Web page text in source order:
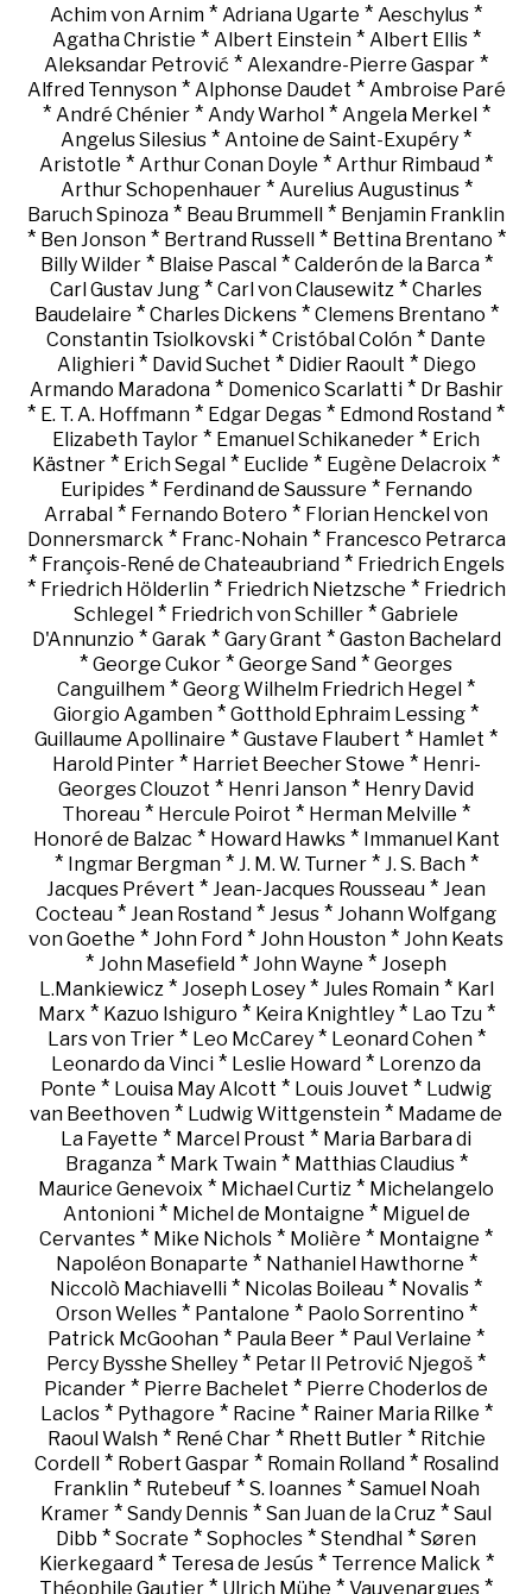
Achim von Arnim * Adriana Ugarte * Aeschylus *
Agatha Christie * Albert Einstein* Albert Ellis*
Aleksandar Petrović * Alexandre-Pierre Gaspar *
Alfred Tennyson* Alphonse Daudet * Ambroise Paré
* André Chénier* Andy Warhol * Angela Merkel *
Angelus Silesius * Antoine de Saint-Exupéry *
Aristotle * Arthur Conan Doyle * Arthur Rimbaud *
Arthur Schopenhauer* Aurelius Augustinus*
Baruch Spinoza * Beau Brummell * Benjamin Franklin
* Ben Jonson* Bertrand Russell * Bettina Brentano *
Billy Wilder* Blaise Pascal* Calderón de la Barca*
Carl Gustav Jung * Carl von Clausewitz * Charles
Baudelaire * Charles Dickens* Clemens Brentano *
Constantin Tsiolkovski * Cristóbal Colón * Dante
Alighieri* David Suchet * Didier Raoult * Diego
Armando Maradona* Domenico Scarlatti* Dr Bashir
* E. T. A. Hoffmann * Edgar Degas * Edmond Rostand *
Elizabeth Taylor * Emanuel Schikaneder * Erich
Kästner * Erich Segal * Euclide * Eugène Delacroix *
Euripides* Ferdinand de Saussure * Fernando
Arrabal * Fernando Botero * Florian Henckel von
Donnersmarck * Franc-Nohain* Francesco Petrarca
* François-René de Chateaubriand* Friedrich Engels
* Friedrich Hölderlin* Friedrich Nietzsche * Friedrich
Schlegel * Friedrich von Schiller * Gabriele
D'Annunzio * Garak * Gary Grant * Gaston Bachelard
* George Cukor * George Sand * Georges
Canguilhem * Georg Wilhelm Friedrich Hegel *
Giorgio Agamben * Gotthold Ephraim Lessing *
Guillaume Apollinaire * Gustave Flaubert * Hamlet *
Harold Pinter* Harriet Beecher Stowe * Henri-
Georges Clouzot * Henri Janson * Henry David
Thoreau * Hercule Poirot * Herman Melville *
Honoré de Balzac * Howard Hawks* Immanuel Kant
* Ingmar Bergman* J. M. W. Turner* J. S. Bach*
Jacques Prévert * Jean-Jacques Rousseau * Jean
Cocteau * Jean Rostand * Jesus * Johann Wolfgang
von Goethe * John Ford * John Houston * John Keats
* John Masefield * John Wayne * Joseph
L.Mankiewicz* Joseph Losey* Jules Romain* Karl
Marx * Kazuo Ishiguro * Keira Knightley* Lao Tzu*
Lars von Trier* Leo McCarey* Leonard Cohen*
Leonardo da Vinci * Leslie Howard * Lorenzo da
Ponte * Louisa May Alcott * Louis Jouvet * Ludwig
van Beethoven * Ludwig Wittgenstein * Madame de
La Fayette * Marcel Proust * Maria Barbara di
Braganza* Mark Twain* Matthias Claudius*
Maurice Genevoix * Michael Curtiz * Michelangelo
Antonioni* Michel de Montaigne * Miguel de
Cervantes * Mike Nichols * Molière * Montaigne *
Napoléon Bonaparte * Nathaniel Hawthorne *
Niccolò Machiavelli * Nicolas Boileau * Novalis *
Orson Welles* Pantalone * Paolo Sorrentino *
Patrick McGoohan * Paula Beer * Paul Verlaine *
Percy Bysshe Shelley * Petar II Petrović Njegoš *
Picander * Pierre Bachelet * Pierre Choderlos de
Laclos* Pythagore * Racine * Rainer Maria Rilke *
Raoul Walsh* René Char* Rhett Butler* Ritchie
Cordell * Robert Gaspar* Romain Rolland* Rosalind
Franklin* Rutebeuf* S. Ioannes* Samuel Noah
Kramer * Sandy Dennis * San Juan de la Cruz * Saul
Dibb * Socrate * Sophocles * Stendhal * Søren
Kierkegaard* Teresa de Jesús* Terrence Malick *
Théophile Gautier * Ulrich Mühe * Vauvenargues *